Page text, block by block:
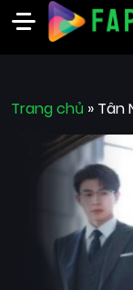
Phim
Phim
Trang chủ » Tân